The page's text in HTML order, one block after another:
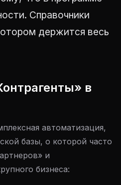
Справочники
держится весь
в
автоматизация,
базы, о которой часто
и
бизнеса: